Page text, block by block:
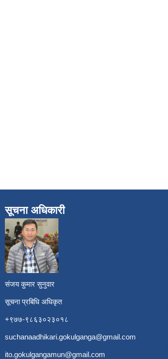
सूचना अधिकारी
संजय कुमार सुनुवार
सूचना प्रबिधि अधिकृत
+९७७-९८६३०२३०१८
suchanaadhikari.gokulganga@gmail.com
ito.gokulgangamun@gmail.com